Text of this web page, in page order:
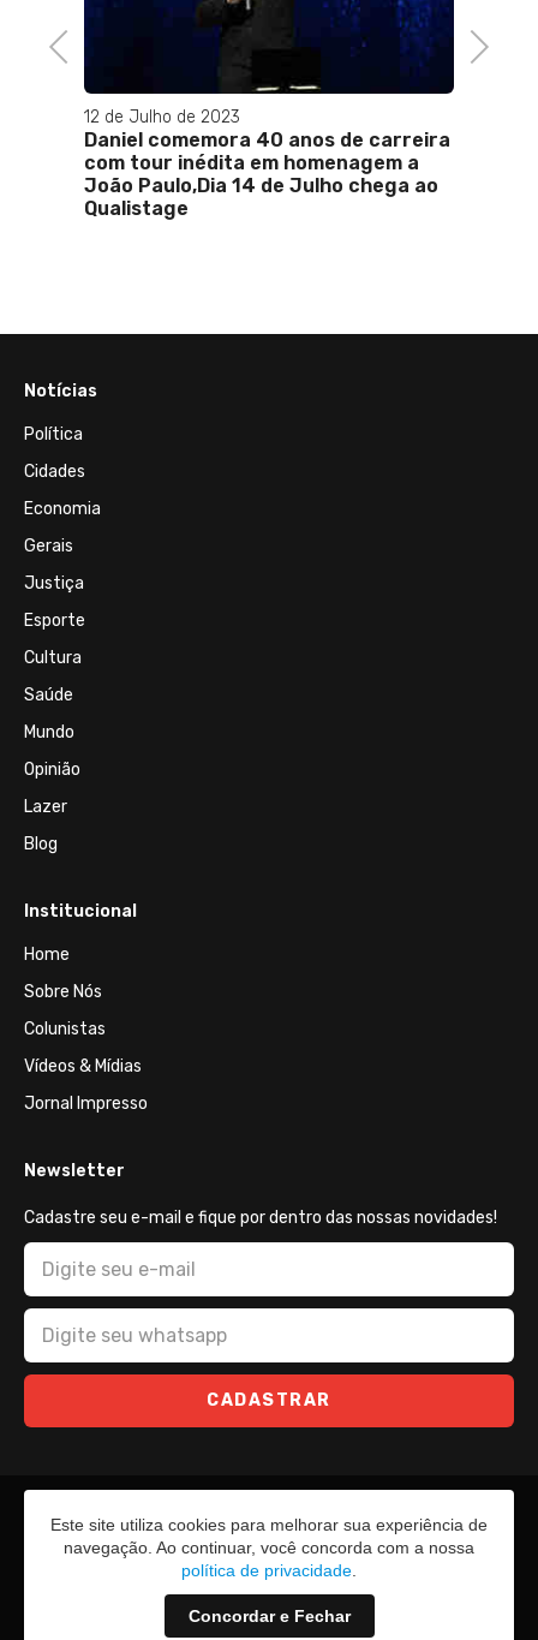
Previous
12 de Julho de 2023
Daniel comemora 40 anos de carreira
com tour inédita em homenagem a
João Paulo,Dia 14 de Julho chega ao
Qualistage
Next
Notícias
Política
Cidades
Economia
Gerais
Justiça
Esporte
Cultura
Saúde
Mundo
Opinião
Lazer
Blog
Institucional
Home
Sobre Nós
Colunistas
Vídeos & Mídias
Jornal Impresso
Newsletter
Cadastre seu e-mail e fique por dentro das nossas novidades!
CADASTRAR
Este site utiliza cookies para melhorar sua experiência de
navegação. Ao continuar, você concorda com a nossa
política de privacidade
Concordar e Fechar